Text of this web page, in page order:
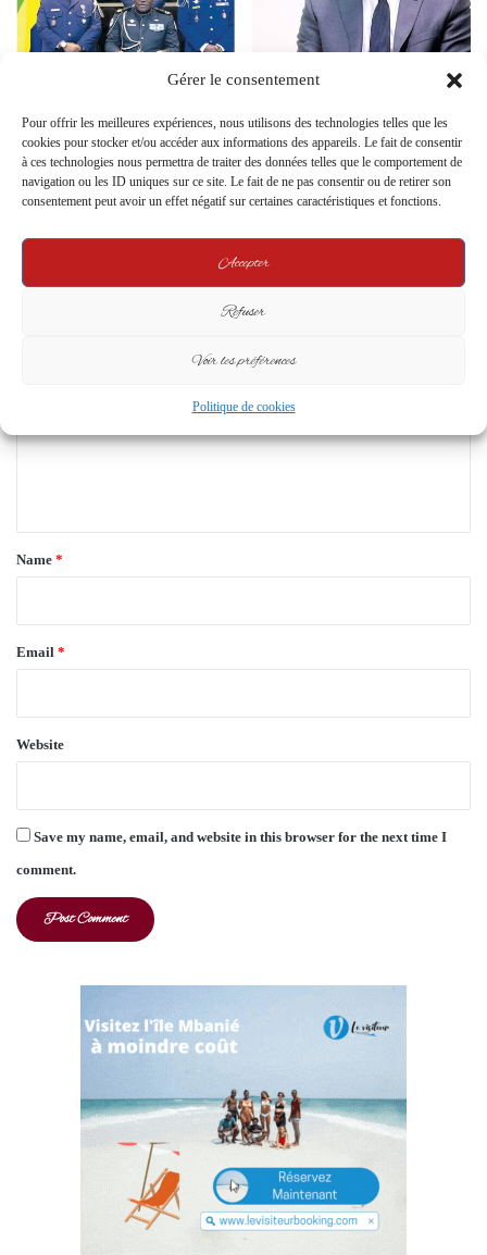
Gérer le consentement
Pour offrir les meilleures expériences, nous utilisons des technologies telles que les
cookies pour stocker et/ou accéder aux informations des appareils. Le fait de consentir
à ces technologies nous permettra de traiter des données telles que le comportement de
navigation ou les ID uniques sur ce site. Le fait de ne pas consentir ou de retirer son
consentement peut avoir un effet négatif sur certaines caractéristiques et fonctions.
Accepter
Refuser
Voir les préférences
Politique de cookies
CNEAPCE : Une réforme
jours pour tout refonder
9 December 2024
Présidentielle 2025 : Bilie-By-Nze
militaire” et un recyclage du
système Bongo-PDG
1 April 2025
Your email address will not be published. Required fields are marked*
*
Name *
Email *
Website
Save my name, email, and website in this browser for the next time I
comment.